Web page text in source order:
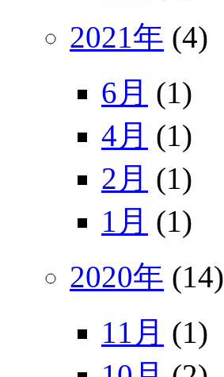
2021年 (4)
6月 (1)
4月 (1)
2月 (1)
1月 (1)
2020年 (14)
11月 (1)